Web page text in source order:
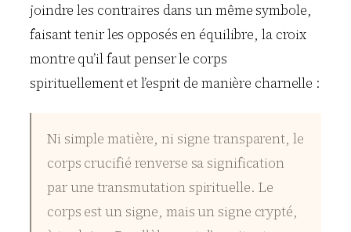
joindre les contraires dans un même symbole,
faisant tenir les opposés en équilibre, la croix
montre qu’il faut penser le corps
spirituellement et l’esprit de manière charnelle :
Ni simple matière, ni signe transparent, le
corps crucifié renverse sa signification
par une transmutation spirituelle. Le
corps est un signe, mais un signe crypté,